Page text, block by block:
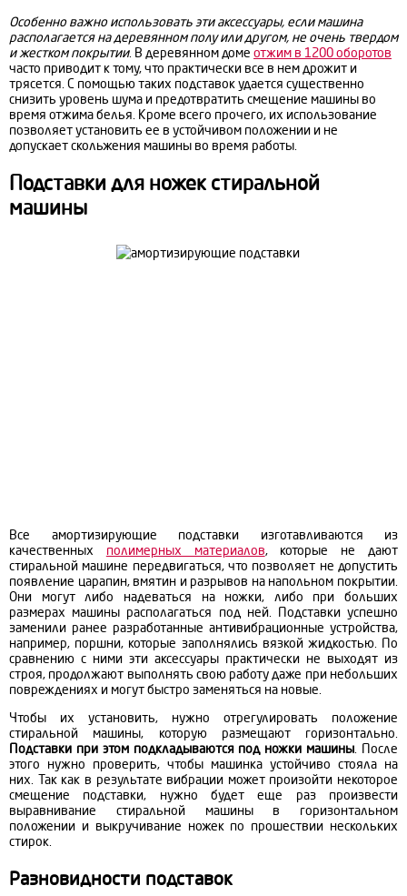
Особенно важно использовать эти аксессуары, если машина
располагается на деревянном полу или другом, не очень твердом
и жестком покрытии. В деревянном доме отжим в 1200 оборотов
часто приводит к тому, что практически все в нем дрожит и
трясется. С помощью таких подставок удается существенно
снизить уровень шума и предотвратить смещение машины во
время отжима белья. Кроме всего прочего, их использование
позволяет установить ее в устойчивом положении и не
допускает скольжения машины во время работы.
Подставки для ножек стиральной
машины
Все амортизирующие подставки
изготавливаются из
качественных полимерных материалов, которые не дают
стиральной машине передвигаться, что позволяет не допустить
появление царапин, вмятин и разрывов на напольном покрытии.
Они могут либо надеваться на ножки, либо при больших
размерах машины располагаться под ней. Подставки успешно
заменили ранее разработанные антивибрационные устройства,
например, поршни, которые заполнялись вязкой жидкостью. По
сравнению с ними эти аксессуары практически не выходят из
строя, продолжают выполнять свою работу даже при небольших
повреждениях и могут быстро заменяться на новые.
Чтобы их установить, нужно отрегулировать положение
стиральной машины, которую размещают горизонтально.
Подставки при этом подкладываются под ножки машины . После
этого нужно проверить, чтобы машинка устойчиво стояла на
них. Так как в результате вибрации может произойти некоторое
смещение подставки, нужно будет еще раз произвести
выравнивание стиральной машины в горизонтальном
положении и выкручивание ножек по прошествии нескольких
стирок.
Разновидности подставок